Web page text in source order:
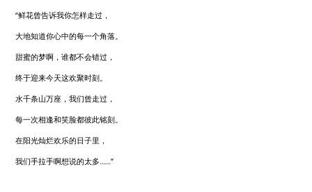
“鲜花曾告诉我你怎样走过，
大地知道你心中的每一个角落。
甜蜜的梦啊，谁都不会错过，
终于迎来今天这欢聚时刻。
水千条山万座，我们曾走过，
每一次相逢和笑脸都彼此铭刻。
在阳光灿烂欢乐的日子里，
我们手拉手啊想说的太多……”